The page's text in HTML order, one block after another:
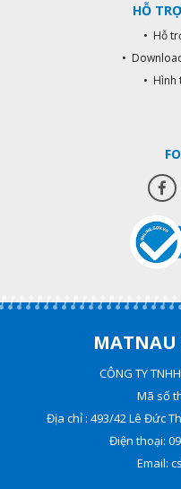
HỖ
• Hỗ
•
• Hình
MATNAU
CÔNG TY
Mã số
Địa chỉ : 493/42 Lê Đức
Điện thoại:
Email: